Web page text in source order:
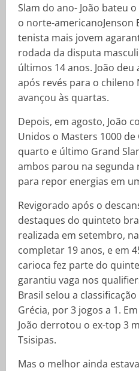
Slam do ano- João bateu
o norte-americanoJenson
tenista mais jovem
rodada da disputa
últimos 14 anos. João
após revés para o chileno
avançou às quartas.
Depois, em agosto, João
Unidos o Masters 1000 de
quarto e último Grand
ambos parou na segunda
para repor energias em
Revigorado após o
destaques do quinteto
realizada em setembro,
completar 19 anos, e em
carioca fez parte do
garantiu vaga nos
Brasil selou a
Grécia, por 3 jogos a 1.
João derrotou o ex-top 3
Tsisipas.
Mas o melhor ainda